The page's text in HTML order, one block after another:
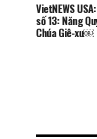
VietNEWS
số 13: Năng
Chúa Giê-xu￼